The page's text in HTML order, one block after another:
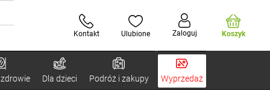
Kontakt Ulubione Zaloguj Koszyk
Dla dzieci Podróż i zakupy Wyprzedaż